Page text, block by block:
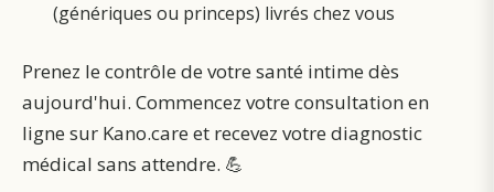
(génériques ou princeps) livrés chez vous
Prenez le contrôle de votre santé intime dès
aujourd'hui. Commencez votre consultation en
ligne sur Kano.care et recevez votre diagnostic
médical sans attendre. 💪